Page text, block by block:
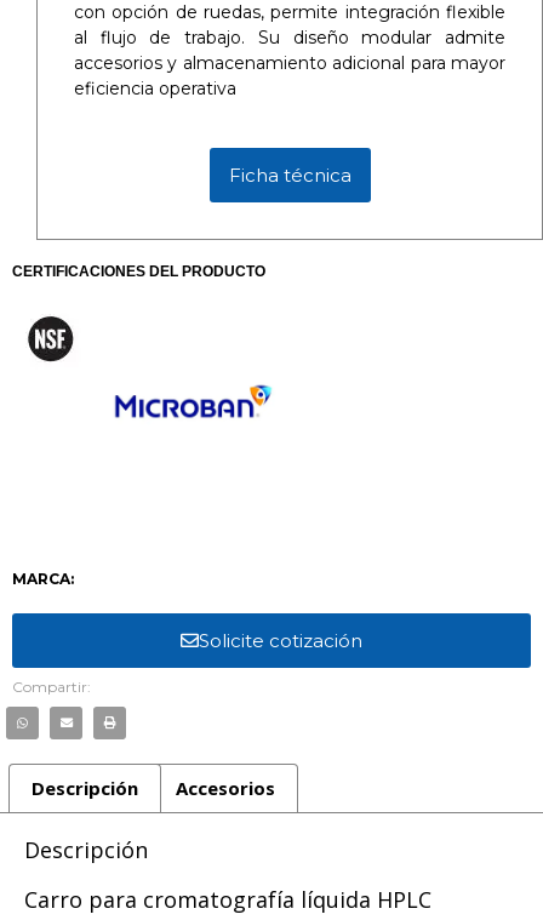
con opción de ruedas, permite integración flexible
al flujo de trabajo. Su diseño modular admite
accesorios y almacenamiento adicional para mayor
eficiencia operativa
Ficha técnica
CERTIFICACIONES DEL PRODUCTO
MARCA:
Solicite cotización
Compartir:
Descripción Accesorios
Descripción
Carro para cromatografía líquida HPLC